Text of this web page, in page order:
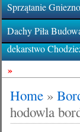
Sprzątanie
Dachy Piła
dekarstwo
»
Home »
hodowla